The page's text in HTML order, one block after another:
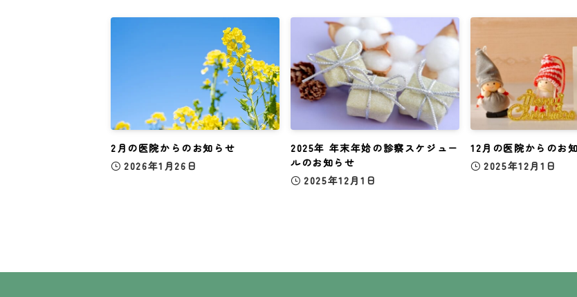
2月の医院からのお知らせ
2026年1月26日
2025年 年末年始の診察スケジュー
ルのお知らせ
2025年12月1日
12月の医院からのお
2025年12月1日